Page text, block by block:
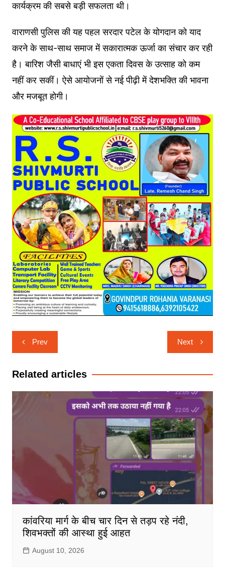
कार्यक्रम की सबसे बड़ी सफलता थी।
वाराणसी पुलिस की यह पहल सरदार पटेल के योगदान को याद
करने के साथ-साथ समाज में सकारात्मक ऊर्जा का संचार कर रही
है। बारिश जैसी बाधाएं भी इस एकता दिवस के उत्साह को कम
नहीं कर सकीं। ऐसे आयोजनों से नई पीढ़ी में देशभक्ति की भावना
और मजबूत होगी।
Post
navigation
Prev Next
Related articles
कांवरिया मार्ग के बीच चार दिन से तड़प रहे नंदी,
शिवभक्तों की आस्था हुई आहत
August 10, 2026